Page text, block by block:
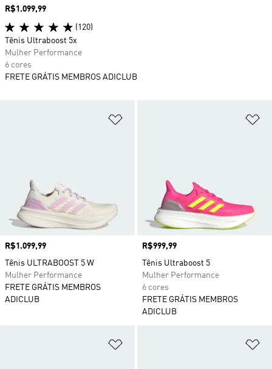
Preço
R$1.099,99
Tênis ULTRABOOST 5 W
Mulher Performance
FRETE GRÁTIS MEMBROS
ADICLUB
Preço
R$999,99
Tênis Ultraboost 5
Mulher Performance
6 cores
FRETE GRÁTIS MEMBROS
ADICLUB
Preço
R$1.099,99
(120)
Tênis Ultraboost 5x
Mulher Performance
6 cores
FRETE GRÁTIS MEMBROS ADICLUB